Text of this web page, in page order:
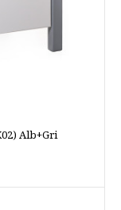
Alb+Gri